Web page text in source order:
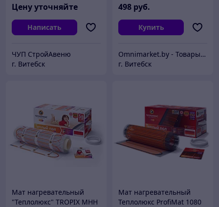
Цену уточняйте
Написать
ЧУП СтройАвеню
г. Витебск
498 руб.
Купить
Omnimarket.by - Товары для дома и стройки с доставкой по Беларуси
г. Витебск
Мат нагревательный
"Теплолюкс" TROPIX МНН
Мат нагревательный
Теплолюкс ProfiMat 1080